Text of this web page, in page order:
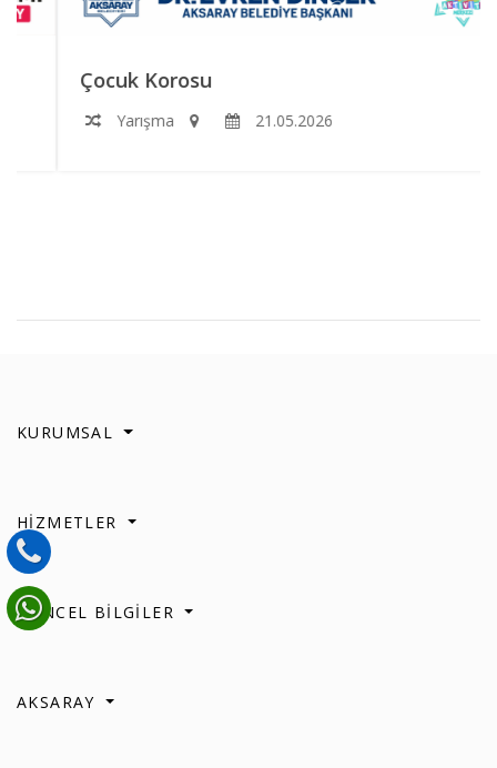
Çocuk Korosu
Yarışma 21.05.2026
KURUMSAL
HİZMETLER
GÜNCEL BİLGİLER
AKSARAY